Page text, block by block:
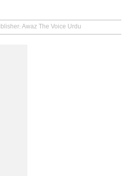
Awaz The Voice Urdu